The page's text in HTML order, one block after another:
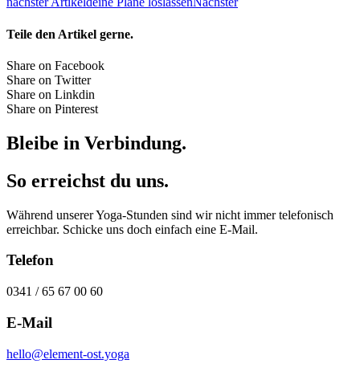
Teile den Artikel gerne.
Share on Facebook
Share on Twitter
Share on Linkdin
Share on Pinterest
Bleibe in Verbindung.
So erreichst du uns.
Während unserer Yoga-Stunden sind wir nicht immer telefonisch
erreichbar. Schicke uns doch einfach eine E-Mail.
Telefon
0341 / 65 67 00 60
E-Mail
hello@element-ost.yoga